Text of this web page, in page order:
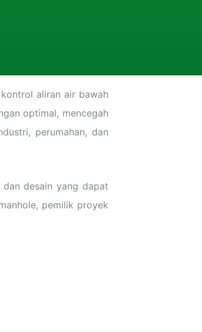
aliran air bawah
optimal, mencegah
perumahan, dan
desain yang dapat
pemilik proyek